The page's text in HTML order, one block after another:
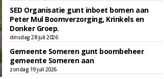
SED Organisatie gunt inboet bomen aan
Peter Mul Boomverzorging, Krinkels en
Donker Groep.
dinsdag 28 juli 2026
Gemeente Someren gunt boombeheer
gemeente Someren aan
zondag 19 juli 2026